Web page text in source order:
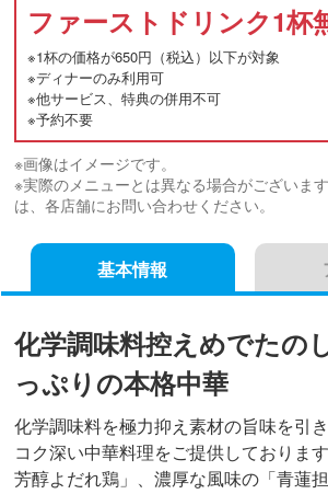
ファーストドリンク1杯
※1杯の価格が650円（税込）以下が対象
※ディナーのみ利用可
※他サービス、特典の併用不可
※予約不要
※画像はイメージです。
※実際のメニューとは異なる場合がございま
は、各店舗にお問い合わせください。
基本情報
化学調味料控えめでたの
っぷりの本格中華
化学調味料を極力抑え素材の旨味を引
コク深い中華料理をご提供しておりま
芳醇よだれ鶏」、濃厚な風味の「青蓮